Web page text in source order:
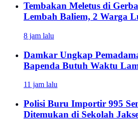
Tembakan Meletus di
Lembah Baliem, 2 Warga
8 jam lalu
Damkar Ungkap
Bapenda Butuh Waktu
11 jam lalu
Polisi Buru Importir 995
Ditemukan di Sekolah